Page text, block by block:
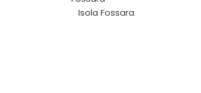
Isola Fossara